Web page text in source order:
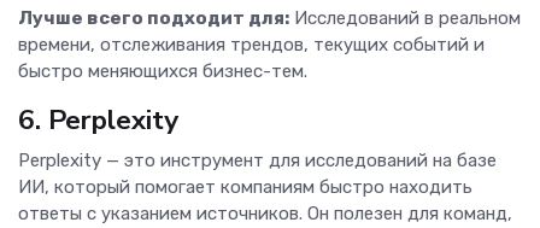
Лучше всего подходит для: Исследований в реальном
времени, отслеживания трендов, текущих событий и
быстро меняющихся бизнес-тем.
6. Perplexity
Perplexity — это инструмент для исследований на базе
ИИ, который помогает компаниям быстро находить
ответы с указанием источников. Он полезен для команд,